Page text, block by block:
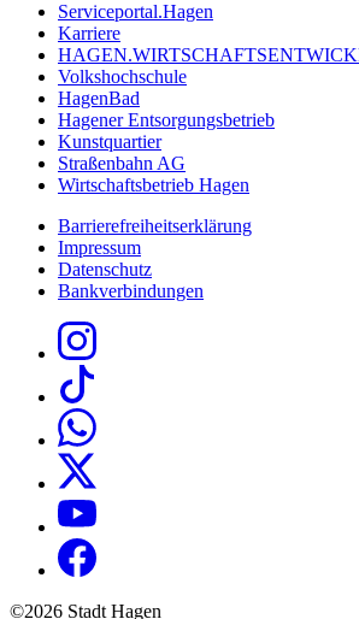
Serviceportal.Hagen
Karriere
Volkshochschule
HagenBad
Hagener Entsorgungsbetrieb
Kunstquartier
Straßenbahn AG
Wirtschaftsbetrieb Hagen
Barrierefreiheitserklärung
Impressum
Datenschutz
Bankverbindungen
©2026 Stadt Hagen